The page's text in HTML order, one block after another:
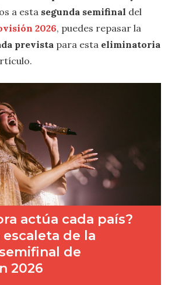
a esta segunda semifinal del
2026, puedes repasar la
prevista para esta eliminatoria